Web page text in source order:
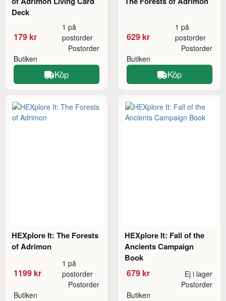
Deck
179 kr
1 på
postorder
Butiken
Postorder
Köp
629 kr
1 på
postorder
Butiken
Postorder
Köp
HEXplore It: The Forests
of Adrimon
1199 kr
1 på
postorder
Butiken
Postorder
HEXplore It: Fall of the
Ancients Campaign
Book
679 kr Ej i lager
Butiken
Postorder